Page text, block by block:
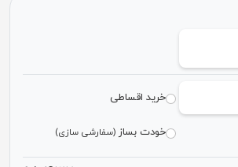
خرید اقساطی
خودت بساز(سفارشی سازی)